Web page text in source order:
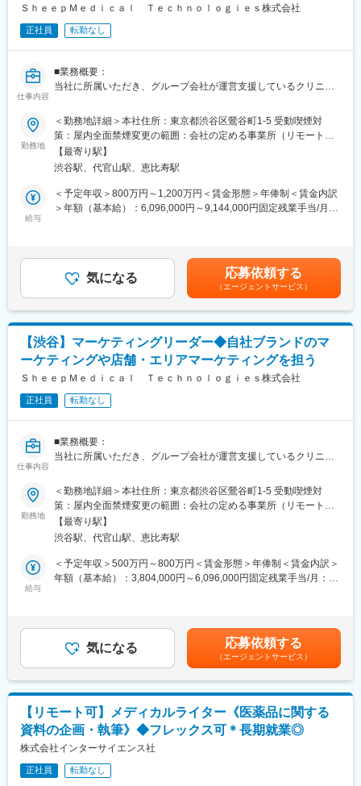
画広告／記事LP／LP／HP／ステップメール etc. の企画・ライテ
ィング・制作ディレクション・制作物ディレクション業務に関わ
る社内、社外関係者との折衝
※スキル次第では、更に上流のペルソナ設計や適切な訴求プランの
構築などもお任せしたいと思っています。
■組織構成
意とする分野で活躍いただいております。
30代～40代のメンバーがほとんどで、若手にも活躍のチャンスが
あります。
遠方のメンバーもいるため、フルリモートが基本となります。そ
■業務の魅力
そのため、「来院率」や「契約率」、売上といった事業の根幹デ
ータまで把握したマーケティングが可能です。
そのデータを武器に、事業収益に直結する本質的な分析・施策を
立案し、自分の運用でクリニックのリードが増え、契約数が伸
び、売上が上がっていくという手触り感を感じられる業務です。
変更の範囲：会社の定める業務
ＳｈｅｅｐＭｅｄｉｃａｌ Ｔｅｃｈｎｏｌｏｇｉｅｓ株式会社
正社員 転勤なし
仕事内容
■業務概要：
当社に所属いただき、グループ会社が運営支援しているクリニッ
■業務内容詳細：
◇マーケティング戦略の立案
※分析した数値・市場のトレンドを元に、担当する事業の売上を最
大化するためのマーケティング戦略の立案・遂行
◇事業計画の立案から実行まで
※立案した戦略を軸に事業計画の立案から実行までをお任せしま
メントをお任せします。
矯正器具の製造・販売を行っています。
キレイライン矯正は、美容クリニックや大手脱毛クリニックの立
ち上げを行った医師でもある当社CEOと、業界で名前の知られる
マーケティング会社の代表がタッグを組み「矯正を通じて笑顔に
なる人を増やしたい」という志によって生まれたブランドです。
『高額でハードルが高い』という従来のイメージを変え、多くの
方の歯の悩みを解決したいとブランドを育ててきた結果、既に10
万人以上の患者様が笑顔になるお手伝いをしてきました。
2022年6月にマーケティングに特化した子会社である
SheepMedical Technologies株式会社を設立、また同年9月にはク
設立し、キレイライン矯正だけにとどまらず幅広い歯科の領域で
患者様を笑顔にするサービスを展開しております。
変更の範囲：会社の定める業務
勤務地
＜勤務地詳細＞本社住所：東京都渋谷区鶯谷町1-5 受動喫煙対
策：屋内全面禁煙変更の範囲：会社の定める事業所（リモートワ
ーク含む）
【最寄り駅】
渋谷駅、代官山駅、恵比寿駅
給与
＜予定年収＞800万円～1,200万円＜賃金形態＞年俸制＜賃金内訳
＞年額（基本給）：6,096,000円～9,144,000円固定残業手当/月：
金はあくまでも目安の金額であり、選考を通じて上下する可能性
があります。月給(月額)は固定手当を含めた表記です。
気になる 応募依頼する
（エージェントサービス）
【渋谷】マーケティングリーダー◆自社ブランドのマ
ーケティングや店舗・エリアマーケティングを担う
ＳｈｅｅｐＭｅｄｉｃａｌ Ｔｅｃｈｎｏｌｏｇｉｅｓ株式会社
正社員 転勤なし
仕事内容
■業務概要：
当社に所属いただき、グループ会社が運営支援しているクリニッ
■業務内容詳細：
◇2名～のチームマネジメント
◇予実管理
◇予算計画策定
◇マーケティング戦略・戦術立案／実行
◇プロジェクトマネジメント
グのご経験も積むことが可能です。
矯正器具の製造・販売を行っています。
キレイライン矯正は、美容クリニックや大手脱毛クリニックの立
ち上げを行った医師でもある当社CEOと、業界で名前の知られる
マーケティング会社の代表がタッグを組み「矯正を通じて笑顔に
なる人を増やしたい」という志によって生まれたブランドです。
『高額でハードルが高い』という従来のイメージを変え、多くの
勤務地
＜勤務地詳細＞本社住所：東京都渋谷区鶯谷町1-5 受動喫煙対
策：屋内全面禁煙変更の範囲：会社の定める事業所（リモートワ
ーク含む）
【最寄り駅】
渋谷駅、代官山駅、恵比寿駅
給与
＜予定年収＞500万円～800万円＜賃金形態＞年俸制＜賃金内訳＞
年額（基本給）：3,804,000円～6,096,000円固定残業手当/月：
金はあくまでも目安の金額であり、選考を通じて上下する可能性
があります。月給(月額)は固定手当を含めた表記です。
気になる 応募依頼する
（エージェントサービス）
【リモート可】メディカルライター《医薬品に関する
資料の企画・執筆》◆フレックス可＊長期就業◎
株式会社インターサイエンス社
正社員 転勤なし